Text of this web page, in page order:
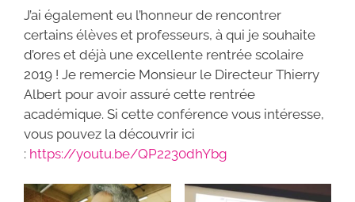
J’ai également eu l’honneur de rencontrer
certains élèves et professeurs, à qui je souhaite
d’ores et déjà une excellente rentrée scolaire
2019 ! Je remercie Monsieur le Directeur Thierry
Albert pour avoir assuré cette rentrée
académique. Si cette conférence vous intéresse,
vous pouvez la découvrir ici
: https://youtu.be/QP2230dhYbg